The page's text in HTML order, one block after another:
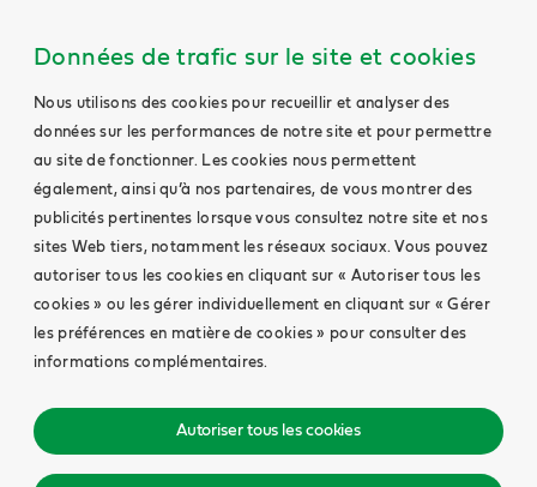
Données de trafic sur le site et cookies
Nous utilisons des cookies pour recueillir et analyser des
données sur les performances de notre site et pour permettre
au site de fonctionner. Les cookies nous permettent
également, ainsi qu’à nos partenaires, de vous montrer des
publicités pertinentes lorsque vous consultez notre site et nos
sites Web tiers, notamment les réseaux sociaux. Vous pouvez
autoriser tous les cookies en cliquant sur « Autoriser tous les
cookies » ou les gérer individuellement en cliquant sur « Gérer
les préférences en matière de cookies » pour consulter des
informations complémentaires.
Autoriser tous les cookies